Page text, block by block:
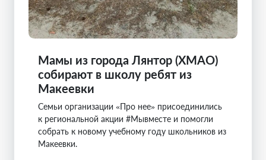
Мамы из города Лянтор (ХМАО)
собирают в школу ребят из
Макеевки
Семьи организации «Про нее» присоединились
к региональной акции #Мывместе и помогли
собрать к новому учебному году школьников из
Макеевки.